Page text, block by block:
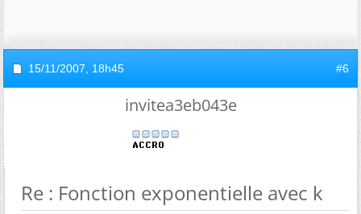
15/11/2007, 18h45 #6
invitea3eb043e
Re : Fonction exponentielle avec k